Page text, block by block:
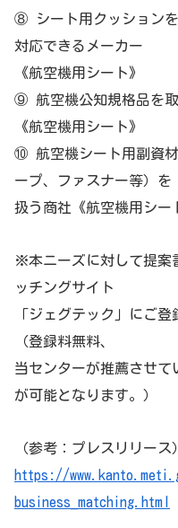
⑧ シート用クッション
対応できるメーカー
《航空機用シート》
⑨ 航空機公知規格品を
《航空機用シート》
⑩ 航空機シート用副資
ープ、ファスナー等）を
扱う商社《航空機用シー
※本ニーズに対して提案
ッチングサイト
「ジェグテック」にご
（登録料無料、
当センターが推薦させて
が可能となります。）
（参考：プレスリリース）
https://
business_matching.html